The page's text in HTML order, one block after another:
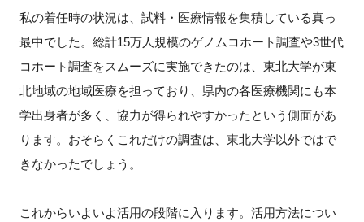
私の着任時の状況は、試料・医療情報を集積している真っ
最中でした。総計15万人規模のゲノムコホート調査や3世代
コホート調査をスムーズに実施できたのは、東北大学が東
北地域の地域医療を担っており、県内の各医療機関にも本
学出身者が多く、協力が得られやすかったという側面があ
ります。おそらくこれだけの調査は、東北大学以外ではで
きなかったでしょう。
これからいよいよ活用の段階に入ります。活用方法につい